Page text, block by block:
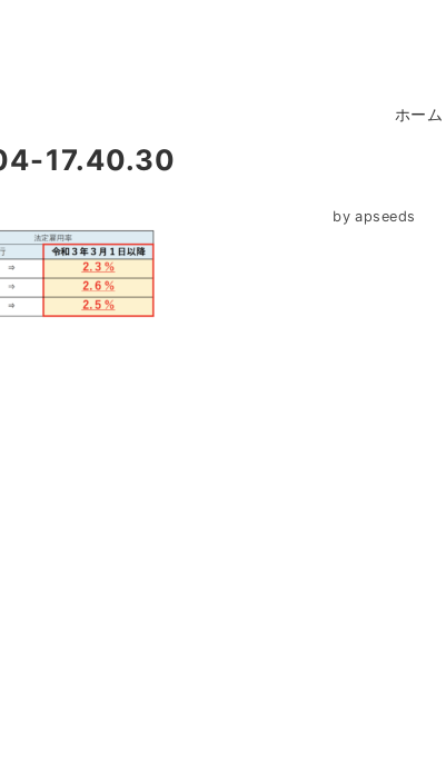
ホーム
17.40.30
by apseeds